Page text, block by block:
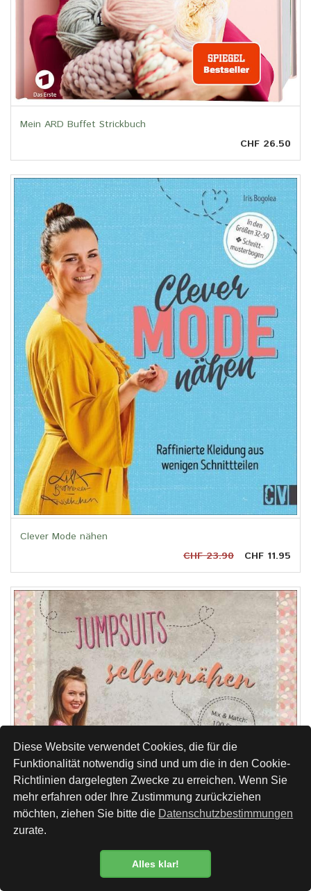
Datenschutzbestimmung
Diese Website verwendet Cookies, die für die
Funktionalität notwendig sind und um die in den Cookie-
Richtlinien dargelegten Zwecke zu erreichen. Wenn Sie
mehr erfahren oder Ihre Zustimmung zurückziehen
möchten, ziehen Sie bitte die Datenschutzbestimmungen
zurate.
Alles klar!
Mein ARD Buffet Strickbuch
CHF 26.50
Clever Mode nähen
CHF 23.90 CHF 11.95